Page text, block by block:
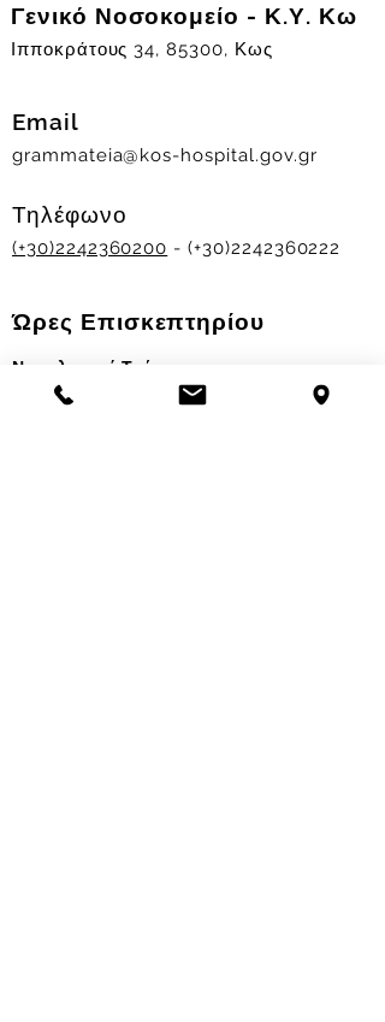
Γενικό Νοσοκομείο - Κ.Υ. Κω
Ιπποκράτους 34, 85300, Κως
Email
grammateia@kos-hospital.gov.gr
Τηλέφωνο
(+30)2242360200 - (+30)2242360222
Ώρες Επισκεπτηρίου
Νοσηλευτικά Τμήματα
Χειμερινό ωράριο: 11.00-13.00
17.30-19.30